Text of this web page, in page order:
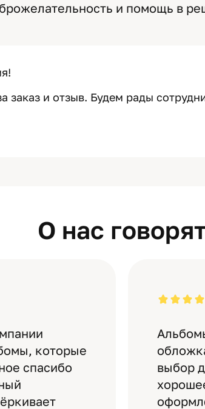
и помощь в
заказ и отзыв. Будем рады
О нас
которые
спасибо
выбор